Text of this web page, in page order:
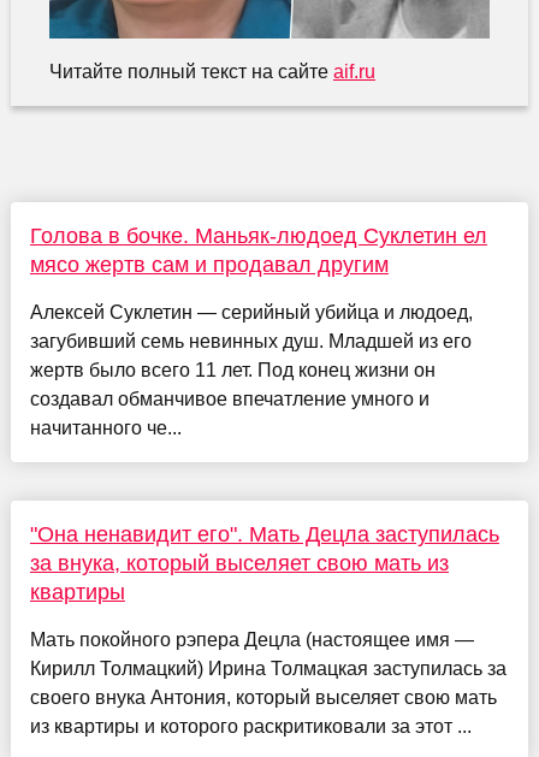
Читайте полный текст на сайте aif.ru
Голова в бочке. Маньяк-людоед Суклетин ел
мясо жертв сам и продавал другим
Алексей Суклетин — серийный убийца и людоед,
загубивший семь невинных душ. Младшей из его
жертв было всего 11 лет. Под конец жизни он
создавал обманчивое впечатление умного и
начитанного че...
"Она ненавидит его". Мать Децла заступилась
за внука, который выселяет свою мать из
квартиры
Мать покойного рэпера Децла (настоящее имя —
Кирилл Толмацкий) Ирина Толмацкая заступилась за
своего внука Антония, который выселяет свою мать
из квартиры и которого раскритиковали за этот ...